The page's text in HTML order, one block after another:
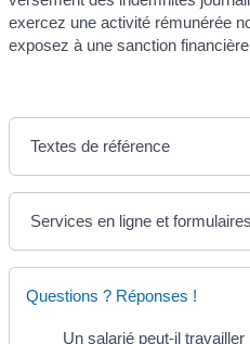
exercez une activité rémunérée
exposez à une sanction
Textes de référence
Services en ligne et formulaires
Questions ? Réponses !
Un salarié peut-il